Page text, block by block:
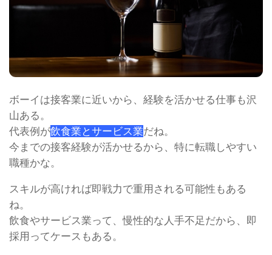
ボーイは接客業に近いから、経験を活かせる仕事も沢
山ある。
代表例が飲食業とサービス業だね。
今までの接客経験が活かせるから、特に転職しやすい
職種かな。
スキルが高ければ即戦力で重用される可能性もある
ね。
飲食やサービス業って、慢性的な人手不足だから、即
採用ってケースもある。